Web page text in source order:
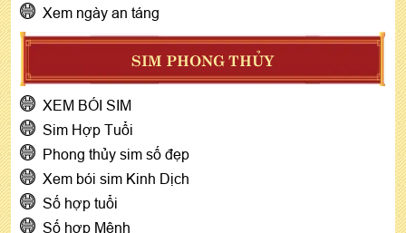
Xem ngày an táng
SIM PHONG THỦY
XEM BÓI SIM
Sim Hợp Tuổi
Phong thủy sim số đẹp
Xem bói sim Kinh Dịch
Số hợp tuổi
Số hợp Mệnh